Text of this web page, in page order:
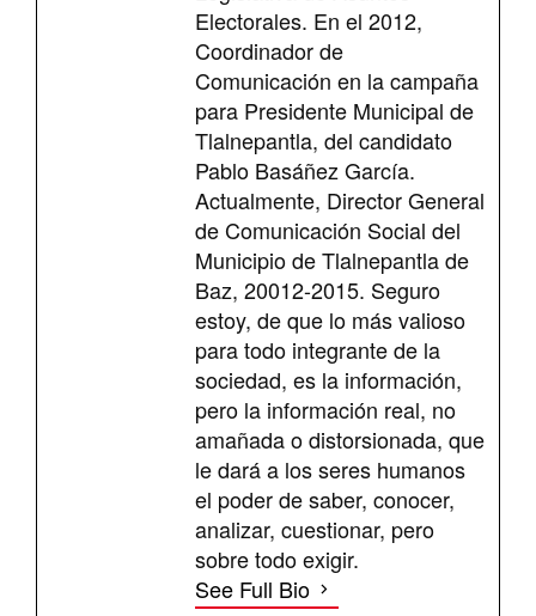
Electorales. En el 2012,
Coordinador de
Comunicación en la campaña
para Presidente Municipal de
Tlalnepantla, del candidato
Pablo Basáñez García.
Actualmente, Director General
de Comunicación Social del
Municipio de Tlalnepantla de
Baz, 20012-2015. Seguro
estoy, de que lo más valioso
para todo integrante de la
sociedad, es la información,
pero la información real, no
amañada o distorsionada, que
le dará a los seres humanos
el poder de saber, conocer,
analizar, cuestionar, pero
sobre todo exigir.
See Full Bio